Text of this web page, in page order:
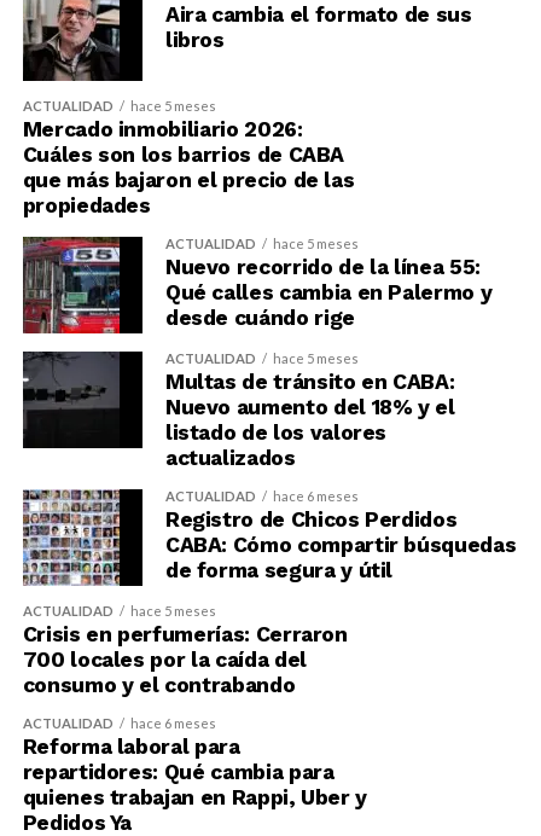
Aira cambia el formato de sus
libros
ACTUALIDAD hace 5 meses
Mercado inmobiliario 2026:
Cuáles son los barrios de CABA
que más bajaron el precio de las
propiedades
ACTUALIDAD hace 5 meses
Nuevo recorrido de la línea 55:
Qué calles cambia en Palermo y
desde cuándo rige
ACTUALIDAD hace 5 meses
Multas de tránsito en CABA:
Nuevo aumento del 18% y el
listado de los valores
actualizados
ACTUALIDAD hace 6 meses
Registro de Chicos Perdidos
CABA: Cómo compartir búsquedas
de forma segura y útil
ACTUALIDAD hace 5 meses
Crisis en perfumerías: Cerraron
700 locales por la caída del
consumo y el contrabando
ACTUALIDAD hace 6 meses
Reforma laboral para
repartidores: Qué cambia para
quienes trabajan en Rappi, Uber y
Pedidos Ya